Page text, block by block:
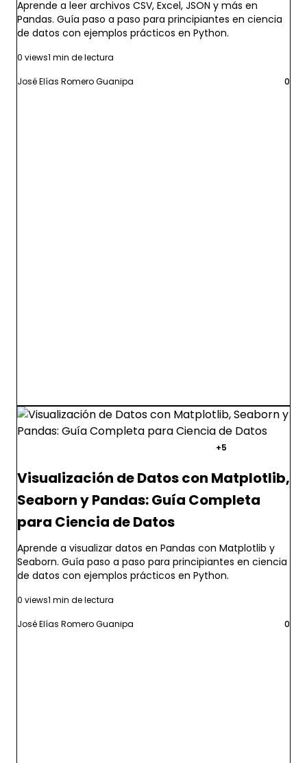
Aprende a leer archivos CSV, Excel, JSON y más en
Pandas. Guía paso a paso para principiantes en ciencia
de datos con ejemplos prácticos en Python.
0 views1 min de lectura
José Elías Romero Guanipa 0
+5
Visualización de Datos con Matplotlib,
Seaborn y Pandas: Guía Completa
para Ciencia de Datos
Aprende a visualizar datos en Pandas con Matplotlib y
Seaborn. Guía paso a paso para principiantes en ciencia
de datos con ejemplos prácticos en Python.
0 views1 min de lectura
José Elías Romero Guanipa 0